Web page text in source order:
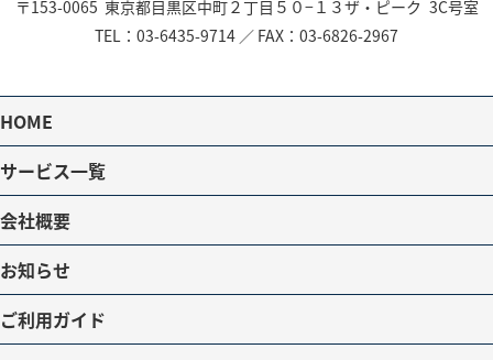
〒153-0065 東京都目黒区中町２丁目５０−１３ザ・ピーク 3C号室
TEL： 03-6435-9714 ／ FAX：03-6826-2967
HOME
サービス一覧
会社概要
お知らせ
ご利用ガイド